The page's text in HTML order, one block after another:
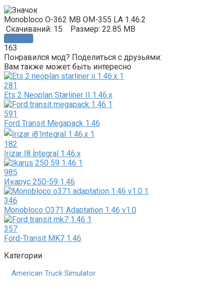
Monobloco O-362 MB OM-355 LA 1.46.2
Скачиваний: 15
Размер: 22.85 MB
Скачать
163
Понравился мод? Поделиться с друзьями:
Вам также может быть интересно
281
Ets 2 Neoplan Starliner II 1.46.x
591
Ford Transit Megapack 1.46
182
Irizar I8 İntegral 1.46.x
985
Икарус 250-59 1.46
346
Monobloco O371 Adaptation 1.46 v1.0
357
Ford-Transit MK7 1.46
Категории
American Truck Simulator